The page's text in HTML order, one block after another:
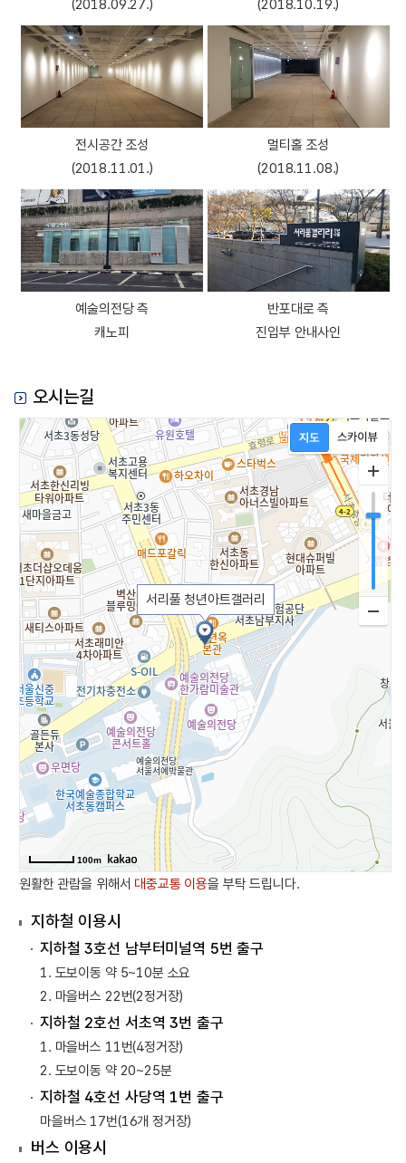
(2018.09.27.) (2018.10.19.)
전시공간 조성
(2018.11.01.)
멀티홀 조성
(2018.11.08.)
예술의전당 측
캐노피
반포대로 측
진입부 안내사인
오시는길
서리풀 청년아트갤러리
100m
원활한 관람을 위해서 대중교통 이용을 부탁 드립니다.
지하철 이용시
지하철 3호선 남부터미널역 5번 출구
1. 도보이동 약 5~10분 소요
2. 마을버스 22번(2정거장)
지하철 2호선 서초역 3번 출구
1. 마을버스 11번(4정거장)
2. 도보이동 약 20~25분
지하철 4호선 사당역 1번 출구
마을버스 17번(16개 정거장)
버스 이용시